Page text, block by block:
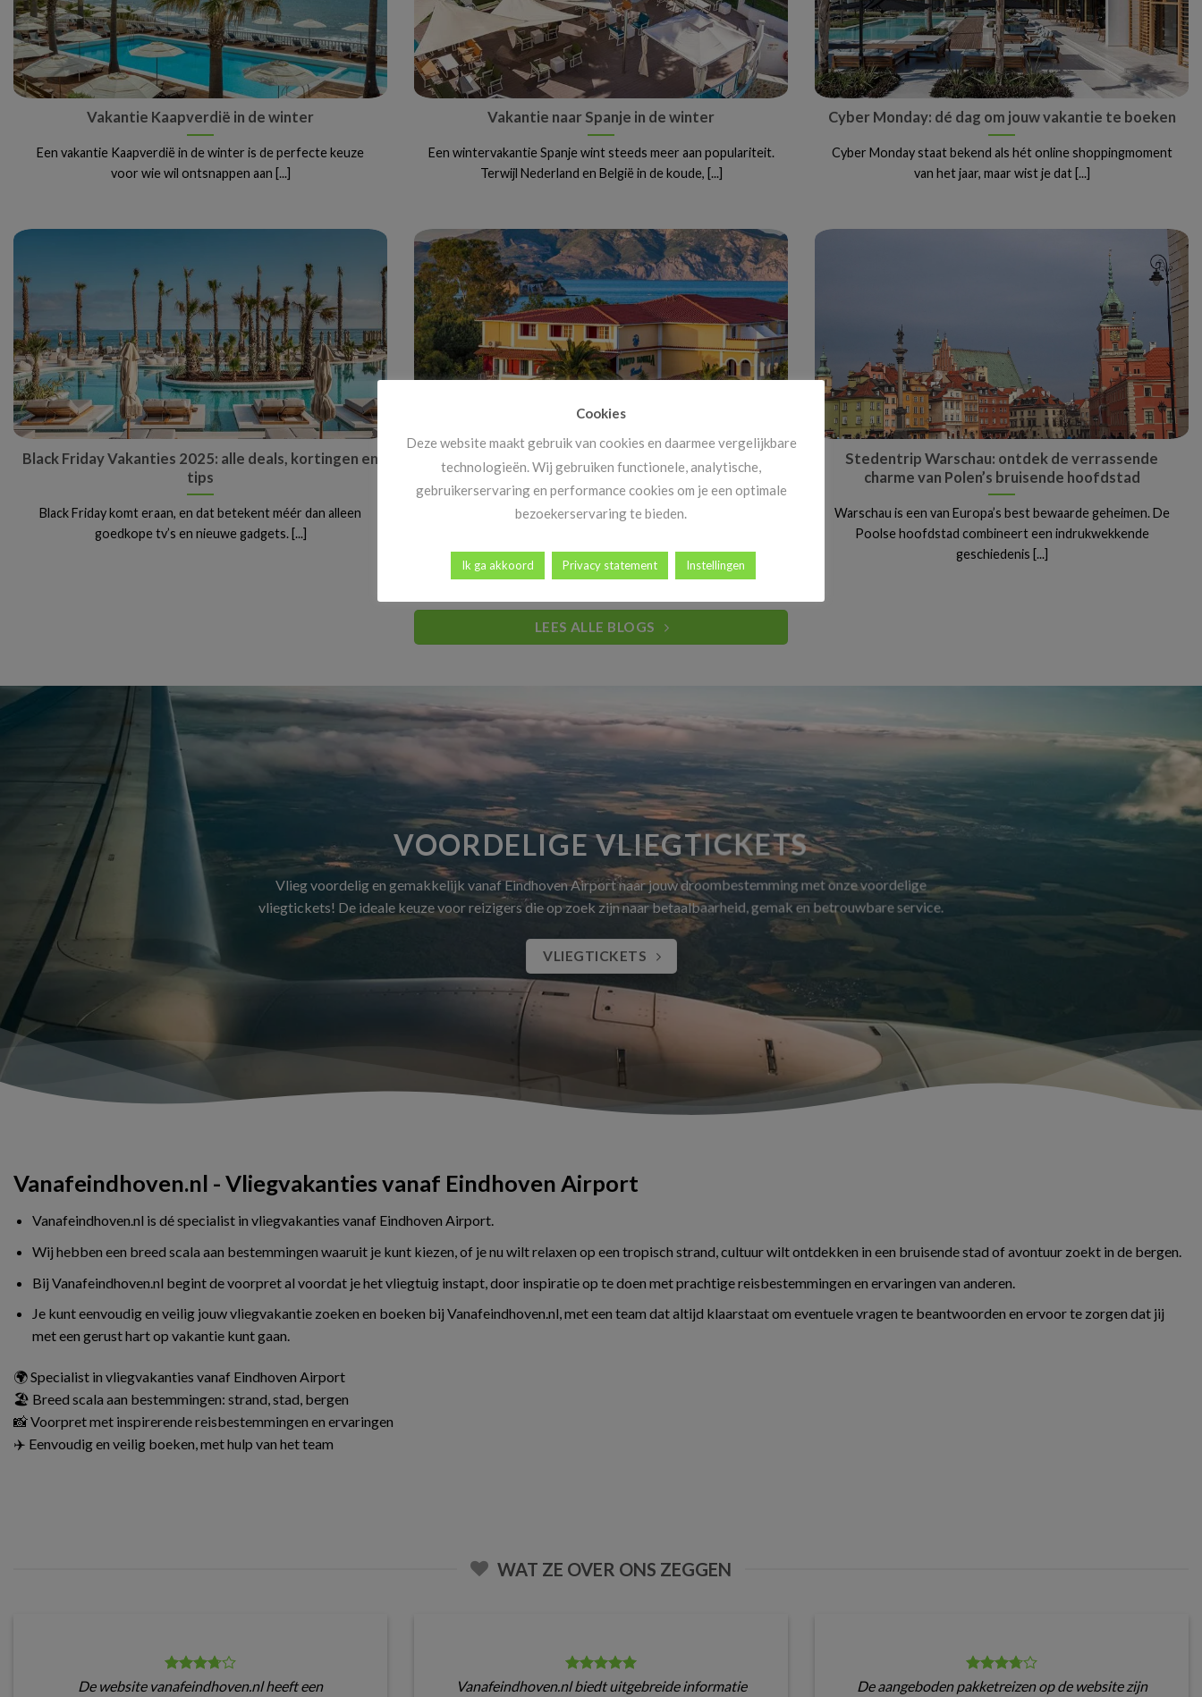
Vakantie Kaapverdië in de winter
Een vakantie Kaapverdië in de winter is de perfecte keuze
voor wie wil ontsnappen aan [...]
Vakantie naar Spanje in de winter
Een wintervakantie Spanje wint steeds meer aan populariteit.
Terwijl Nederland en België in de koude, [...]
Cyber Monday: dé dag om jouw vakantie te boeken
Cyber Monday staat bekend als hét online shoppingmoment
van het jaar, maar wist je dat [...]
Black Friday Vakanties 2025: alle deals, kortingen en
tips
Black Friday komt eraan, en dat betekent méér dan alleen
goedkope tv’s en nieuwe gadgets. [...]
Vanaf 14 november: megakortingen op ál je
vakanties!
Heb jij al vakantiekriebels? Goed nieuws! Vanaf 14 november
Stedentrip Warschau: ontdek de verrassende
charme van Polen’s bruisende hoofdstad
Warschau is een van Europa’s best bewaarde geheimen. De
Poolse hoofdstad combineert een indrukwekkende
geschiedenis [...]
LEES ALLE BLOGS
VOORDELIGE VLIEGTICKETS
Vlieg voordelig en gemakkelijk vanaf Eindhoven Airport naar jouw droombestemming met onze voordelige
vliegtickets! De ideale keuze voor reizigers die op zoek zijn naar betaalbaarheid, gemak en betrouwbare service.
VLIEGTICKETS
Vanafeindhoven.nl - Vliegvakanties vanaf Eindhoven Airport
Vanafeindhoven.nl is dé specialist in vliegvakanties vanaf Eindhoven Airport.
Wij hebben een breed scala aan bestemmingen waaruit je kunt kiezen, of je nu wilt relaxen op een tropisch strand, cultuur wilt ontdekken in een bruisende stad of avontuur zoekt in de bergen.
Bij Vanafeindhoven.nl begint de voorpret al voordat je het vliegtuig instapt, door inspiratie op te doen met prachtige reisbestemmingen en ervaringen van anderen.
Je kunt eenvoudig en veilig jouw vliegvakantie zoeken en boeken bij Vanafeindhoven.nl, met een team dat altijd klaarstaat om eventuele vragen te beantwoorden en ervoor te zorgen dat jij
met een gerust hart op vakantie kunt gaan.
🌍 Specialist in vliegvakanties vanaf Eindhoven Airport
🏖️ Breed scala aan bestemmingen: strand, stad, bergen
📸 Voorpret met inspirerende reisbestemmingen en ervaringen
✈️ Eenvoudig en veilig boeken, met hulp van het team
WAT ZE OVER ONS ZEGGEN
De website vanafeindhoven.nl heeft een Vanafeindhoven.nl biedt uitgebreide informatie De aangeboden pakketreizen op de website zijn
Cookies
Deze website maakt gebruik van cookies en daarmee vergelijkbare
technologieën. Wij gebruiken functionele, analytische,
gebruikerservaring en performance cookies om je een optimale
bezoekerservaring te bieden.
Ik ga akkoord Privacy statement Instellingen